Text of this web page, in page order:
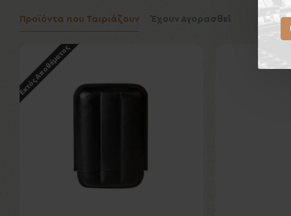
Προϊόντα που Ταιριάζουν Έχουν Αγορασθεί
Εκτός Αποθέματος Εκτός Αποθέματος